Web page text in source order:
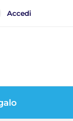
Accedi